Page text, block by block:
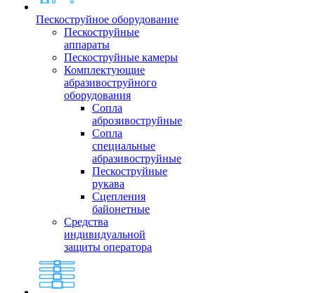
Пескоструйное оборудование
Пескоструйные
аппараты
Пескоструйные камеры
Комплектующие
абразивоструйного
оборудования
Сопла
аброзивоструйные
Сопла
специальные
абразивоструйные
Пескоструйные
рукава
Сцепления
байонетные
Средства
индивидуальной
защиты оператора